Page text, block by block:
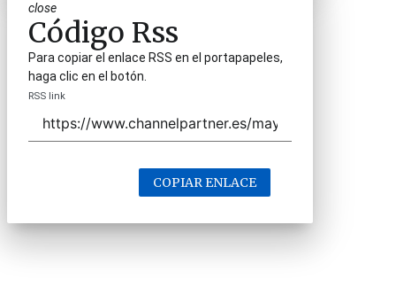
close
Código Rss
Para copiar el enlace RSS en el portapapeles,
haga clic en el botón.
RSS link
COPIAR ENLACE